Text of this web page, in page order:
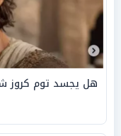
هل يجسد توم كروز